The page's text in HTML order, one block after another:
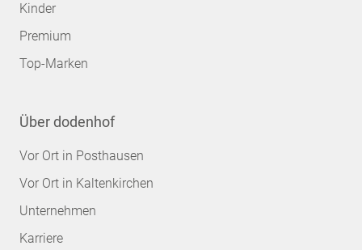
Kinder
Premium
Top-Marken
Über dodenhof
Vor Ort in Posthausen
Vor Ort in Kaltenkirchen
Unternehmen
Karriere